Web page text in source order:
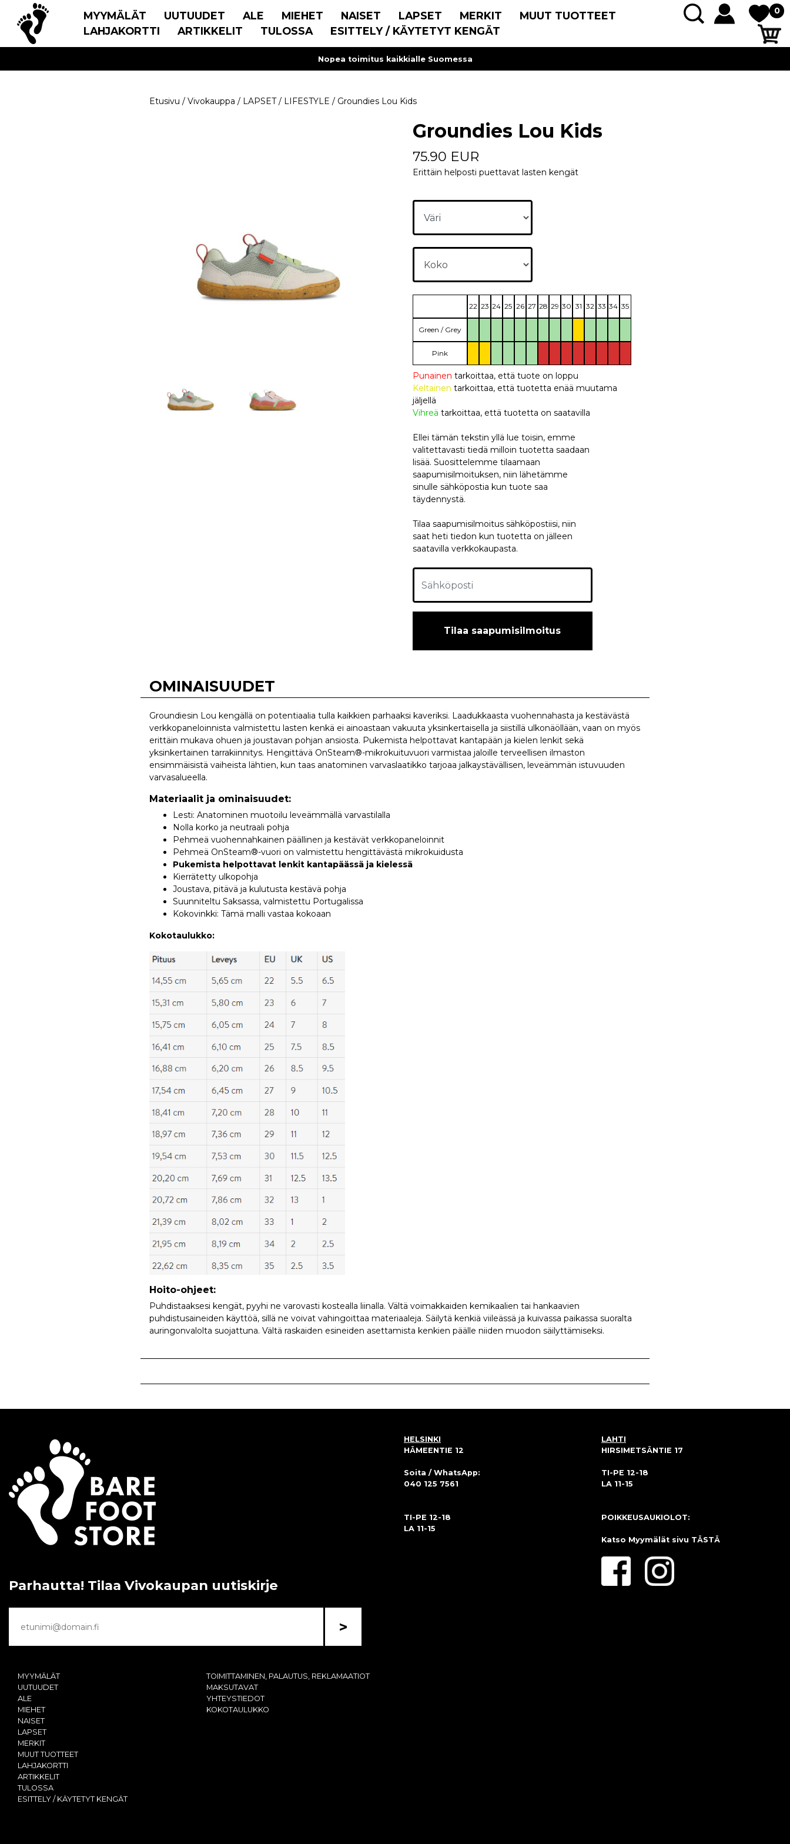
MYYMÄLÄT UUTUUDET ALE MIEHET NAISET LAPSET MERKIT
MUUT TUOTTEET
LAHJAKORTTI
ARTIKKELIT TULOSSA ESITTELY / KÄYTETYT KENGÄT
0
Nopea toimitus kaikkialle Suomessa
Etusivu / Vivokauppa / LAPSET/ LIFESTYLE / Groundies Lou Kids
Groundies Lou Kids
75.90 EUR
Erittäin helposti puettavat lasten kengät
22 23 24 25 26 27 28 29 30 31 32 33 34 35
Green / Grey
Pink
Punainen tarkoittaa, että tuote on loppu
Keltainen tarkoittaa, että tuotetta enää muutama
jäljellä
Vihreä tarkoittaa, että tuotetta on saatavilla
Ellei tämän tekstin yllä lue toisin, emme
valitettavasti tiedä milloin tuotetta saadaan
lisää. Suosittelemme tilaamaan
saapumisilmoituksen, niin lähetämme
sinulle sähköpostia kun tuote saa
täydennystä.
Tilaa saapumisilmoitus sähköpostiisi, niin
saat heti tiedon kun tuotetta on jälleen
saatavilla verkkokaupasta.
Tilaa saapumisilmoitus
OMINAISUUDET
Groundiesin Lou kengällä on potentiaalia tulla kaikkien parhaaksi kaveriksi. Laadukkaasta vuohennahasta ja kestävästä
verkkopaneloinnista valmistettu lasten kenkä ei ainoastaan vakuuta yksinkertaisella ja siistillä ulkonäöllään, vaan on myös
erittäin mukava ohuen ja joustavan pohjan ansiosta. Pukemista helpottavat kantapään ja kielen lenkit sekä
yksinkertainen tarrakiinnitys. Hengittävä OnSteam®-mikrokuituvuori varmistaa jaloille terveellisen ilmaston
ensimmäisistä vaiheista lähtien, kun taas anatominen varvaslaatikko tarjoaa jalkaystävällisen, leveämmän istuvuuden
varvasalueella.
Materiaalit ja ominaisuudet:
Lesti: Anatominen muotoilu leveämmällä varvastilalla
Nolla korko ja neutraali pohja
Pehmeä vuohennahkainen päällinen ja kestävät verkkopaneloinnit
Pehmeä OnSteam®-vuori on valmistettu hengittävästä mikrokuidusta
Pukemista helpottavat lenkit kantapäässä ja kielessä
Kierrätetty ulkopohja
Joustava, pitävä ja kulutusta kestävä pohja
Suunniteltu Saksassa, valmistettu Portugalissa
Kokovinkki: Tämä malli vastaa kokoaan
Kokotaulukko:
Hoito-ohjeet:
Puhdistaaksesi kengät, pyyhi ne varovasti kostealla liinalla. Vältä voimakkaiden kemikaalien tai hankaavien
puhdistusaineiden käyttöä, sillä ne voivat vahingoittaa materiaaleja. Säilytä kenkiä viileässä ja kuivassa paikassa suoralta
auringonvalolta suojattuna. Vältä raskaiden esineiden asettamista kenkien päälle niiden muodon säilyttämiseksi.
Parhautta! Tilaa Vivokaupan uutiskirje
>
MYYMÄLÄT
UUTUUDET
ALE
MIEHET
NAISET
LAPSET
MERKIT
MUUT TUOTTEET
LAHJAKORTTI
ARTIKKELIT
TULOSSA
ESITTELY / KÄYTETYT KENGÄT
TOIMITTAMINEN, PALAUTUS, REKLAMAATIOT
MAKSUTAVAT
YHTEYSTIEDOT
KOKOTAULUKKO
HELSINKI
HÄMEENTIE 12
Soita / WhatsApp:
040 125 7561
TI-PE 12-18
LA 11-15
LAHTI
HIRSIMETSÄNTIE 17
TI-PE 12-18
LA 11-15
POIKKEUSAUKIOLOT:
Katso Myymälät sivu TÄSTÄ